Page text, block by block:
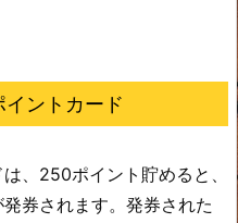
ントカード
、250ポイント貯めると、
券されます。発券された